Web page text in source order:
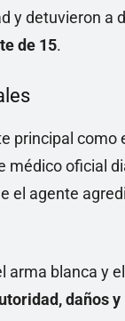
y detuvieron a
de 15.
principal
médico oficial
el agente
blanca y
daños y